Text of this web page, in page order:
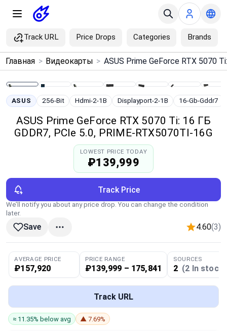
Track URL Price Drops Categories Brands
Menu ×
Home
Search
Categories
Brands
Global Price Tracker
Blog
Compare
Plans & Pricing
Главная > Видеокарты >
ASUS 256-Bit Hdmi-2-1B Displayport-2-1B 16-Gb-Gddr7
ASUS Prime GeForce RTX 5070 Ti: 16 ГБ
GDDR7, PCIe 5.0, PRIME-RTX5070TI-16G
LOWEST PRICE TODAY
₽139,999
Track Price
We’ll notify you about any price drop. You can change the condition
later.
Save 4.60(3)
AVERAGE PRICE
₽157,920
PRICE RANGE
₽139,999 – 175,841
SOURCES
2 (2 In stock)
Track URL
≈ 11.35% below avg ▲ 7.69%